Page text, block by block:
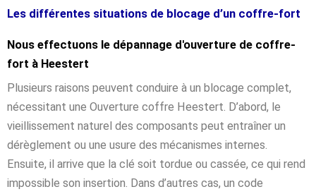
Les différentes situations de blocage d’un coffre-fort
Nous effectuons le dépannage d'ouverture de coffre-
fort à Heestert
Plusieurs raisons peuvent conduire à un blocage complet,
nécessitant une Ouverture coffre Heestert. D’abord, le
vieillissement naturel des composants peut entraîner un
dérèglement ou une usure des mécanismes internes.
Ensuite, il arrive que la clé soit tordue ou cassée, ce qui rend
impossible son insertion. Dans d’autres cas, un code